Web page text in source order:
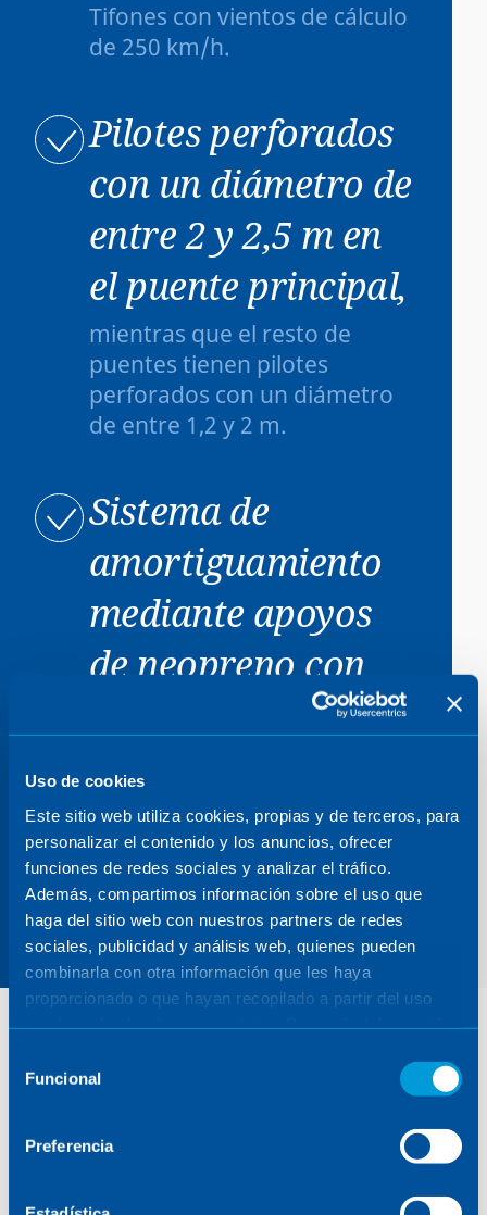
Uso de cookies
Este sitio web utiliza cookies, propias y de terceros, para
personalizar el contenido y los anuncios, ofrecer
funciones de redes sociales y analizar el tráfico.
Además, compartimos información sobre el uso que
haga del sitio web con nuestros partners de redes
sociales, publicidad y análisis web, quienes pueden
combinarla con otra información que les haya
proporcionado o que hayan recopilado a partir del uso
Funcional
Preferencia
Tifones con vientos de cálculo
de 250 km/h.
Pilotes perforados
con un diámetro de
entre 2 y 2,5 m en
el puente principal,
mientras que el resto de
puentes tienen pilotes
perforados con un diámetro
de entre 1,2 y 2 m.
Sistema de
amortiguamiento
mediante apoyos
de neopreno con
núcleo de plomo
(LRB)
para minimizar los esfuerzos
del tablero a la subestructura
en situaciones sísmicas.
Alcance del proyecto
El alcance de los trabajos desarrollados por el
Lostrabajos preliminares,
incluyendo los
ensayos de modelos reducido en laboratorio y